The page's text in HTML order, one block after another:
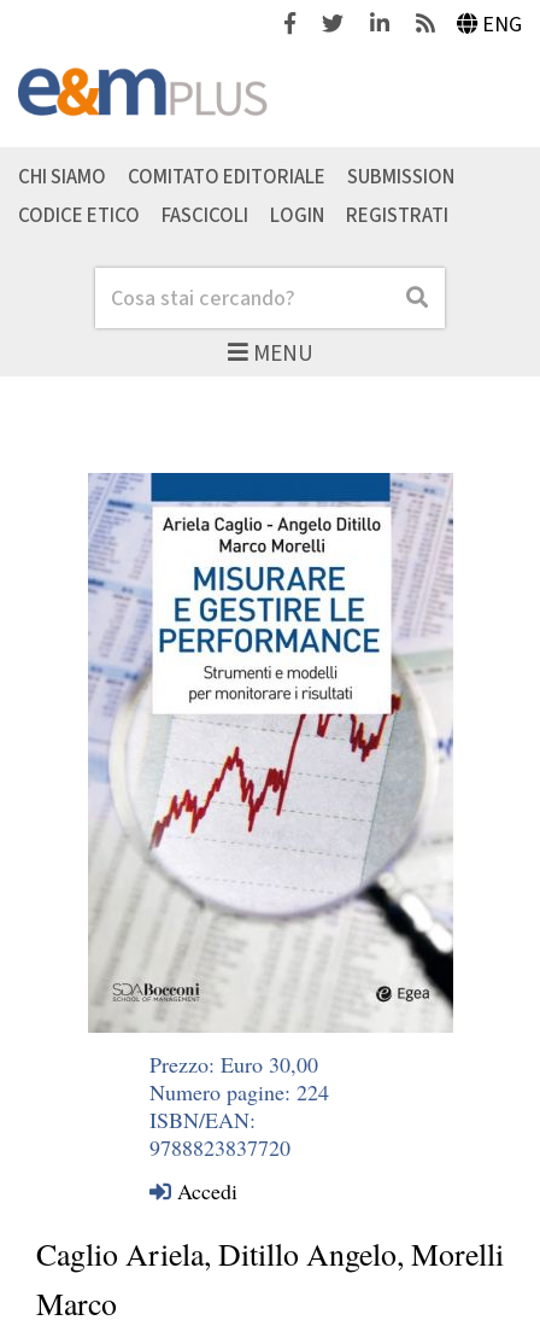
FacebookTwitterLinkedinFeeds ENG
MENU
Cerca Cerca
CHI SIAMO COMITATO EDITORIALE
SUBMISSION
CODICE ETICO
FASCICOLI LOGIN REGISTRATI
Caglio Ariela, Ditillo Angelo, Morelli
Marco
Prezzo: Euro 30,00
Numero pagine: 224
ISBN/EAN:
9788823837720
Accedi